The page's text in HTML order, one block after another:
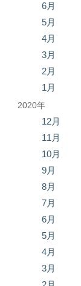
6月
5月
4月
3月
2月
1月
2020年
12月
11月
10月
9月
8月
7月
6月
5月
4月
3月